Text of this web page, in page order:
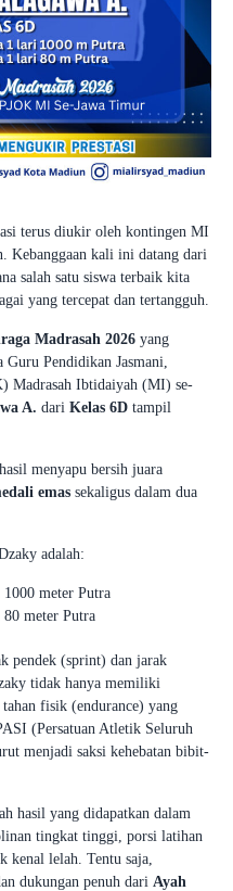
terus diukir oleh kontingen MI
kali ini datang dari
salah satu siswa terbaik kita
yang tercepat dan tertangguh.
Madrasah 2026 yang
Pendidikan Jasmani,
Madrasah Ibtidaiyah (MI) se-
A. dari Kelas 6D tampil
menyapu bersih juara
emas sekaligus dalam dua
adalah:
meter Putra
meter Putra
pendek (sprint) dan jarak
tidak hanya memiliki
fisik (endurance) yang
(Persatuan Atletik Seluruh
menjadi saksi kehebatan bibit-
hasil yang didapatkan dalam
tingkat tinggi, porsi latihan
kenal lelah. Tentu saja,
dukungan penuh dari Ayah